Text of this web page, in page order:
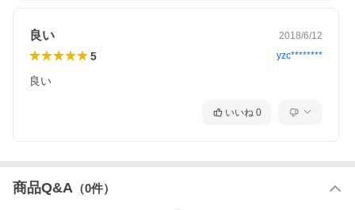
良い 2018/6/12
5 yzc********
良い
いいね 0
商品Q&A （0件）